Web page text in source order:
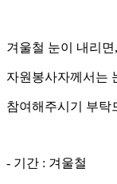
겨울철 눈이 내리
자원봉사자께서는
참여해주시기 부탁
- 기간 : 겨울철